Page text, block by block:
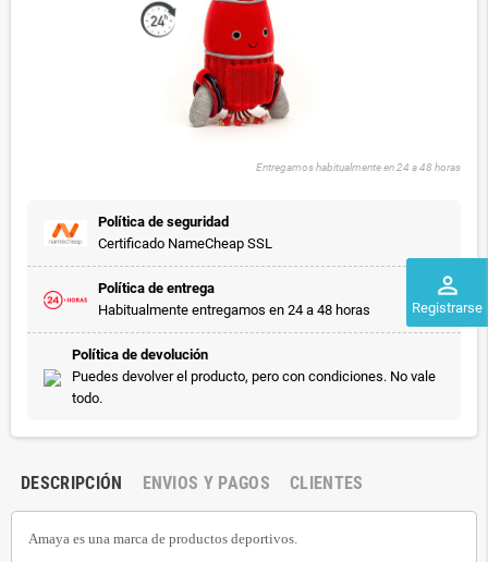
perm_identity
Registrarse
Entregamos habitualmente en 24 a 48 horas
Política de seguridad
Certificado NameCheap SSL
Política de entrega
Habitualmente entregamos en 24 a 48 horas
Política de devolución
Puedes devolver el producto, pero con condiciones. No vale
todo.
DESCRIPCIÓN ENVIOS Y PAGOS CLIENTES
Amaya es una marca de productos deportivos.